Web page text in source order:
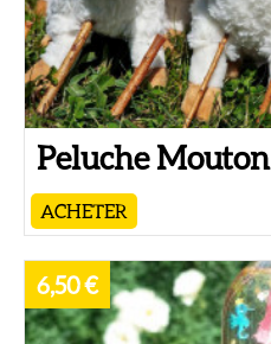
Peluche Mouton
ACHETER
6,50 €